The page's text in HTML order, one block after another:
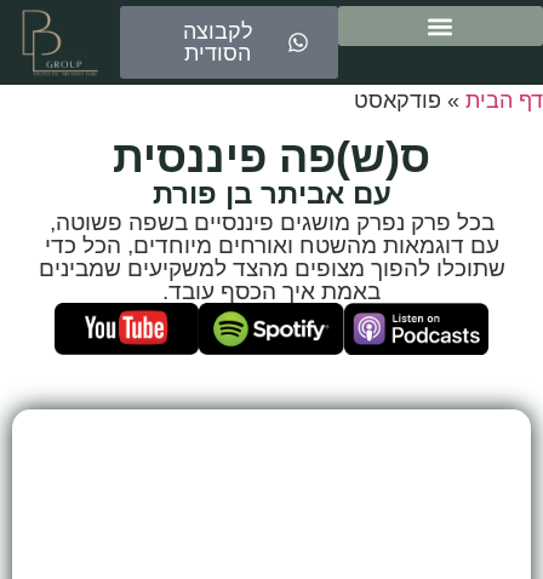
לקבוצה
הסודית
דף הבית » פודקאסט
ס(ש)פה פיננסית
עם אביתר בן פורת
בכל פרק נפרק מושגים פיננסיים בשפה פשוטה,
עם דוגמאות מהשטח ואורחים מיוחדים, הכל כדי
שתוכלו להפוך מצופים מהצד למשקיעים שמבינים
באמת איך הכסף עובד.